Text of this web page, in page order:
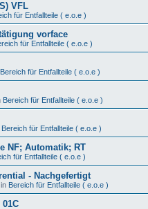
VFL
für Entfallteile ( e.o.e )
vorface
für Entfallteile ( e.o.e )
Bereich für Entfallteile ( e.o.e )
Bereich für Entfallteile ( e.o.e )
Bereich für Entfallteile ( e.o.e )
NF; Automatik; RT
für Entfallteile ( e.o.e )
- Nachgefertigt
Bereich für Entfallteile ( e.o.e )